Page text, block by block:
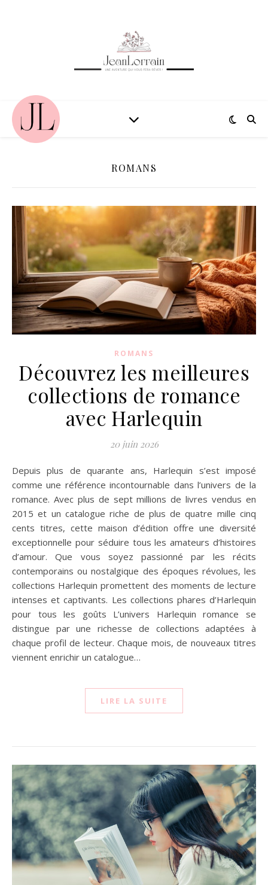
ROMANS
ROMANS
Découvrez les meilleures
collections de romance
avec Harlequin
20 juin 2026
Depuis plus de quarante ans, Harlequin s’est imposé
comme une référence incontournable dans l’univers de la
romance. Avec plus de sept millions de livres vendus en
2015 et un catalogue riche de plus de quatre mille cinq
cents titres, cette maison d’édition offre une diversité
exceptionnelle pour séduire tous les amateurs d’histoires
d’amour. Que vous soyez passionné par les récits
contemporains ou nostalgique des époques révolues, les
collections Harlequin promettent des moments de lecture
intenses et captivants. Les collections phares d’Harlequin
pour tous les goûts L’univers Harlequin romance se
distingue par une richesse de collections adaptées à
chaque profil de lecteur. Chaque mois, de nouveaux titres
viennent enrichir un catalogue…
LIRE LA SUITE